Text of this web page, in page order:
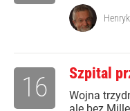
Szpital
Wojna
16